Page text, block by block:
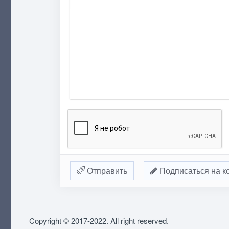
Отправить Подписаться на
Copyright © 2017-2022. All right reserved.